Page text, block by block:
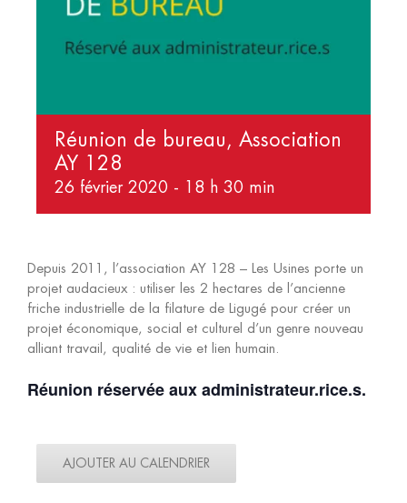
Réunion de bureau, Association
AY 128
26 février 2020 - 18 h 30 min
Depuis 2011, l’association AY 128 – Les Usines porte un
projet audacieux : utiliser les 2 hectares de l’ancienne
friche industrielle de la filature de Ligugé pour créer un
projet économique, social et culturel d’un genre nouveau
alliant travail, qualité de vie et lien humain.
Réunion réservée aux administrateur.rice.s.
AJOUTER AU CALENDRIER